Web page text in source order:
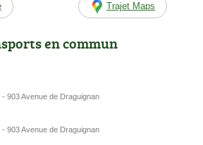
Trajet Maps
en commun
903 Avenue de Draguignan
903 Avenue de Draguignan